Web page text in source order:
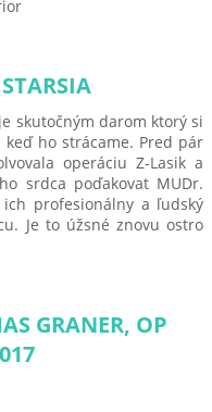
skutočným darom ktorý si
keď ho strácame. Pred pár
operáciu Z-Lasik a
srdca poďakovat MUDr.
profesionálny a ľudský
Je to úžsné znovu ostro
GRANER, OP